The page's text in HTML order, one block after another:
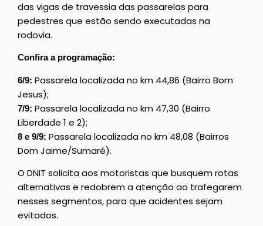
das vigas de travessia das passarelas para
pedestres que estão sendo executadas na
rodovia.
Confira a programação:
6/9: Passarela localizada no km 44,86 (Bairro Bom
Jesus);
7/9: Passarela localizada no km 47,30 (Bairro
Liberdade 1 e 2);
8 e 9/9: Passarela localizada no km 48,08 (Bairros
Dom Jaime/Sumaré).
O DNIT solicita aos motoristas que busquem rotas
alternativas e redobrem a atenção ao trafegarem
nesses segmentos, para que acidentes sejam
evitados.